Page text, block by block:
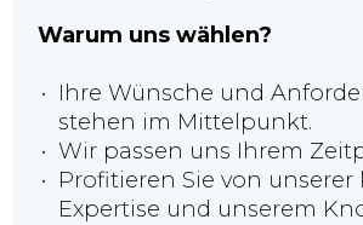
Warum uns wählen?
Ihre Wünsche und
stehen im Mittelpunkt.
Wir passen uns Ihrem
Profitieren Sie von
Expertise und unserem